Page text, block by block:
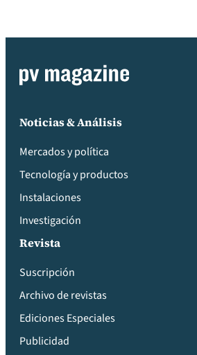
Noticias & Análisis
Mercados y política
Tecnología y productos
Instalaciones
Investigación
Revista
Suscripción
Archivo de revistas
Ediciones Especiales
Publicidad